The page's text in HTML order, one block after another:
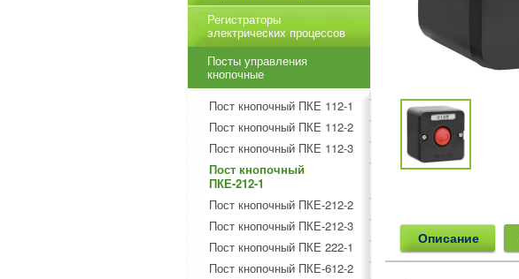
Описание
Регистраторы
электрических процессов
Посты управления
кнопочные
Пост кнопочный ПКЕ 112-1
Пост кнопочный ПКЕ 112-2
Пост кнопочный ПКЕ 112-3
Пост кнопочный
ПКЕ-212-1
Пост кнопочный ПКЕ-212-2
Пост кнопочный ПКЕ-212-3
Пост кнопочный ПКЕ 222-1
Пост кнопочный ПКЕ-612-2